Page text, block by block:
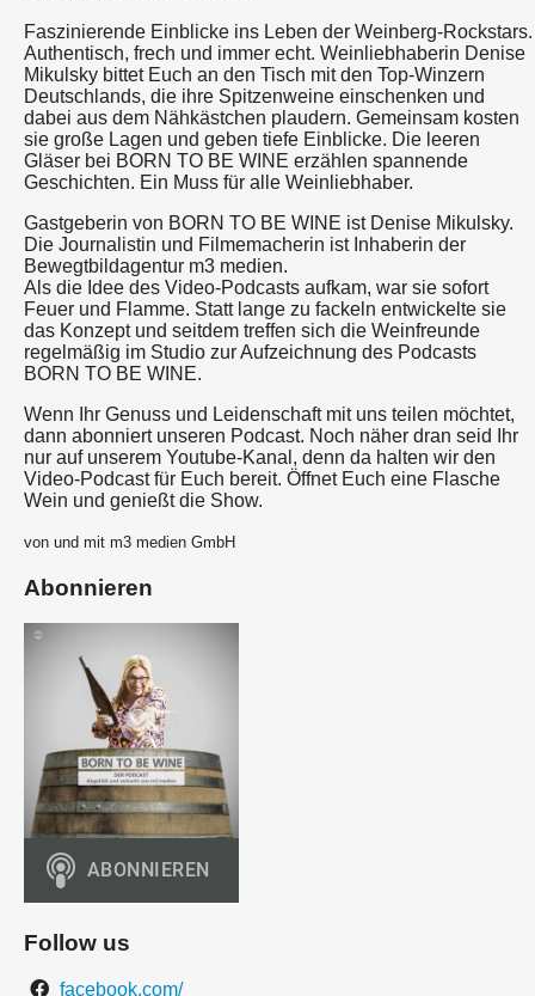
Faszinierende Einblicke ins Leben der Weinberg-Rockstars.
Authentisch, frech und immer echt. Weinliebhaberin Denise
Mikulsky bittet Euch an den Tisch mit den Top-Winzern
Deutschlands, die ihre Spitzenweine einschenken und
dabei aus dem Nähkästchen plaudern. Gemeinsam kosten
sie große Lagen und geben tiefe Einblicke. Die leeren
Gläser bei BORN TO BE WINE erzählen spannende
Geschichten. Ein Muss für alle Weinliebhaber.
Gastgeberin von BORN TO BE WINE ist Denise Mikulsky.
Die Journalistin und Filmemacherin ist Inhaberin der
Bewegtbildagentur m3 medien.
Als die Idee des Video-Podcasts aufkam, war sie sofort
Feuer und Flamme. Statt lange zu fackeln entwickelte sie
das Konzept und seitdem treffen sich die Weinfreunde
regelmäßig im Studio zur Aufzeichnung des Podcasts
BORN TO BE WINE.
Wenn Ihr Genuss und Leidenschaft mit uns teilen möchtet,
dann abonniert unseren Podcast. Noch näher dran seid Ihr
nur auf unserem Youtube-Kanal, denn da halten wir den
Video-Podcast für Euch bereit. Öffnet Euch eine Flasche
Wein und genießt die Show.
von und mit m3 medien GmbH
Abonnieren
Follow us
facebook.com/